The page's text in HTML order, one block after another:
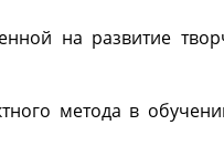
на развитие
метода в